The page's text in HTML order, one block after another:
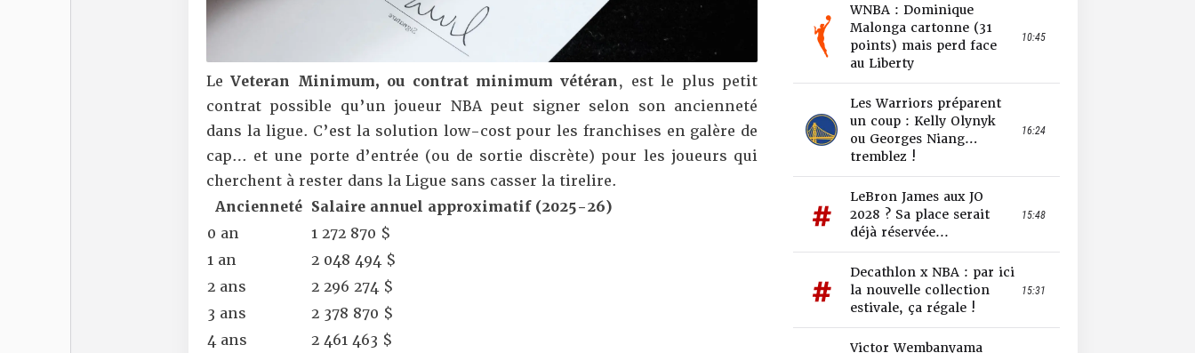
LeVeteran Minimum, ou contrat minimum vétéran, est le plus petit
contrat possible qu’un joueur NBA peut signer selon son ancienneté
dans la ligue. C’est la solution low-cost pour les franchises en galère de
cap… et une porte d’entrée (ou de sortie discrète) pour les joueurs qui
cherchent à rester dans la Ligue sans casser la tirelire.
Ancienneté Salaire annuel approximatif (2025-26)
0 an
1 272 870 $
1 an
2 048 494 $
2 ans
2 296 274 $
3 ans
2 378 870 $
4 ans
2 461 463 $
WNBA : Dominique
Malonga cartonne (31
points) mais perd face
au Liberty
10:45
Les Warriors préparent
un coup : Kelly Olynyk
ou Georges Niang…
tremblez !
16:24
LeBron James aux JO
2028 ? Sa place serait
déjà réservée...
15:48
Decathlon x NBA : par ici
la nouvelle collection
estivale, ça régale !
15:31
Victor Wembanyama